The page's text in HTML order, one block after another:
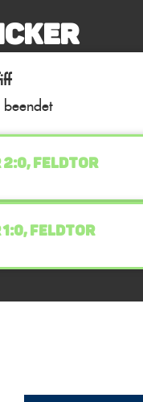
2:0, FELDTOR
1:0, FELDTOR